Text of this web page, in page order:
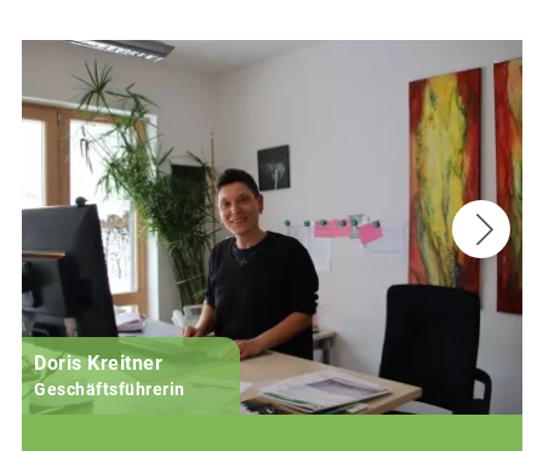
Doris Kreitner
Geschäftsführerin